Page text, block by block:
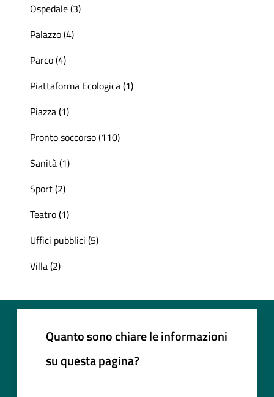
Ospedale (3)
Palazzo (4)
Parco (4)
Piattaforma Ecologica (1)
Piazza (1)
Pronto soccorso (110)
Sanità (1)
Sport (2)
Teatro (1)
Uffici pubblici (5)
Villa (2)
Quanto sono chiare le informazioni
su questa pagina?